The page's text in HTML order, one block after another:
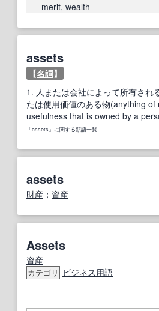
merit, wealth
assets
【名詞】
1. 人または会社によって所有され
たは使用価値のある物(anything
usefulness that is owned by a
「assets」に関する類語一覧
assets
財産 ； 資産
Assets
資産
カテゴリ ビジネス用語